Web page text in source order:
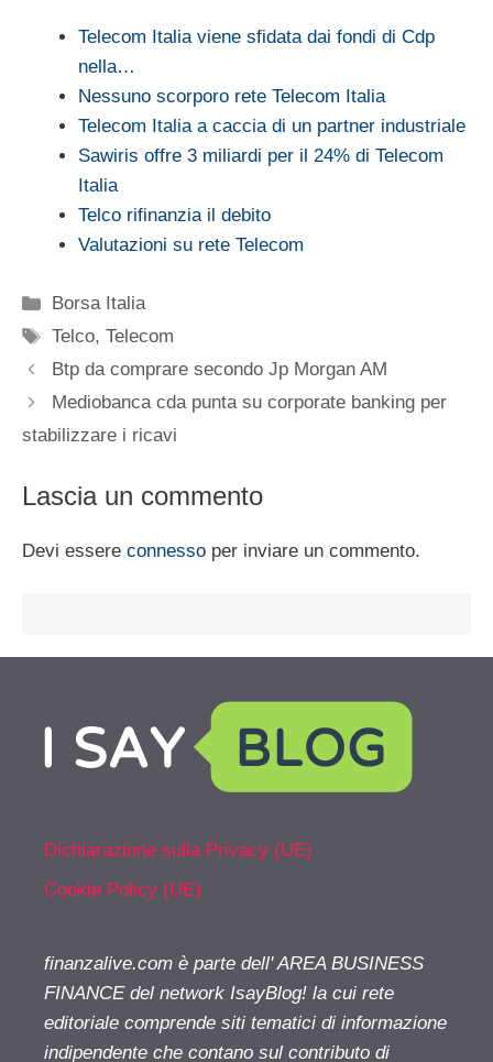
Telecom Italia viene sfidata dai fondi di Cdp
nella…
Nessuno scorporo rete Telecom Italia
Telecom Italia a caccia di un partner industriale
Sawiris offre 3 miliardi per il 24% di Telecom
Italia
Telco rifinanzia il debito
Valutazioni su rete Telecom
Categorie
Borsa Italia
Tag
Telco,Telecom
Btp da comprare secondo Jp Morgan AM
Mediobanca cda punta su corporate banking per
stabilizzare i ricavi
Lascia un commento
Devi essere connesso per inviare un commento.
Dichiarazione sulla Privacy (UE)
Cookie Policy (UE)
finanzalive.com è parte dell' AREA BUSINESS
FINANCE del network IsayBlog! la cui rete
editoriale comprende siti tematici di informazione
indipendente che contano sul contributo di